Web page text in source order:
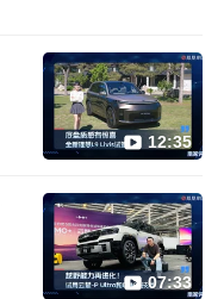
12:35
07:33